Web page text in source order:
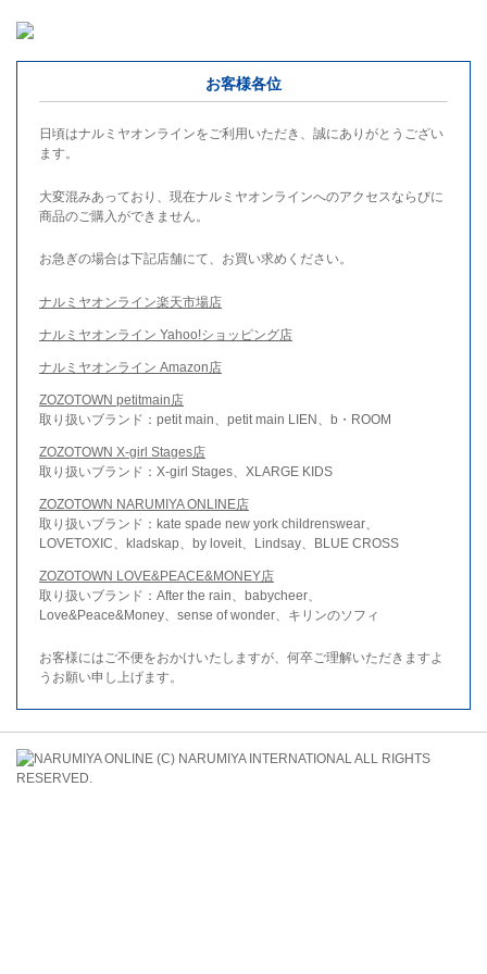
お客様各位
日頃はナルミヤオンラインをご利用いただき、誠にありがとうござい
ます。
大変混みあっており、現在ナルミヤオンラインへのアクセスならびに
商品のご購入ができません。
お急ぎの場合は下記店舗にて、お買い求めください。
ナルミヤオンライン楽天市場店
ナルミヤオンライン Yahoo!ショッピング店
ナルミヤオンライン Amazon店
ZOZOTOWN petitmain店
取り扱いブランド：petit main、petit main LIEN、b・ROOM
ZOZOTOWN X-girl Stages店
取り扱いブランド：X-girl Stages、XLARGE KIDS
ZOZOTOWN NARUMIYA ONLINE店
取り扱いブランド：kate spade new york childrenswear、
LOVETOXIC、kladskap、by loveit、Lindsay、BLUE CROSS
ZOZOTOWN LOVE&PEACE&MONEY店
取り扱いブランド：After the rain、babycheer、
Love&Peace&Money、sense of wonder、キリンのソフィ
お客様にはご不便をおかけいたしますが、何卒ご理解いただきますよ
うお願い申し上げます。